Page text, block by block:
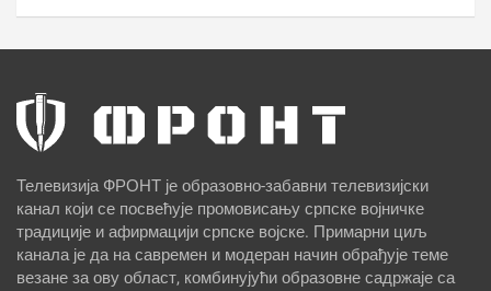
Телевизија ФРОНТ је образовно-забавни телевизијски
канал који се посвећује промовисању српске војничке
традиције и афирмацији српске војске. Примарни циљ
канала је да на савремен и модеран начин обрађује теме
везане за ову област, комбинујући образовне садржаје са